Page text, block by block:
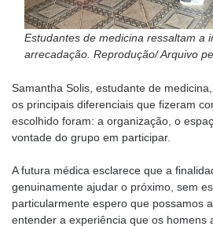
Estudantes de medicina ressaltam a
arrecadação. Reprodução/ Arquivo
Samantha Solis, estudante de
os principais diferenciais que fizeram
escolhido foram: a organização, o
vontade do grupo em participar.
A futura médica esclarece que a
genuinamente ajudar o próximo, sem
particularmente espero que possamos
entender a experiência que os homens